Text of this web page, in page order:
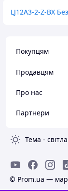
LJ12A3-2-Z-BX
Покупцям
Продавцям
Про нас
Партнери
Тема - світла
© Prom.ua —